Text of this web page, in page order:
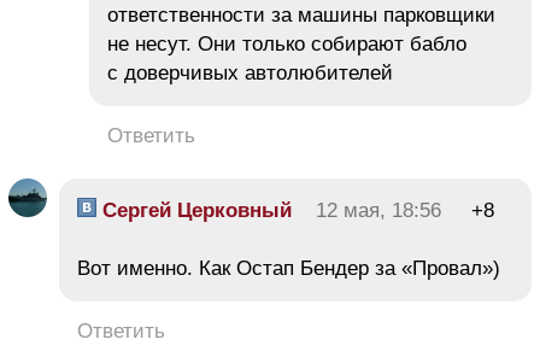
ответственности за машины парковщики
не несут. Они только собирают бабло
с доверчивых автолюбителей
Ответить
Сергей Церковный 12 мая, 18:56 +8
Вот именно. Как Остап Бендер за «Провал»)
Ответить